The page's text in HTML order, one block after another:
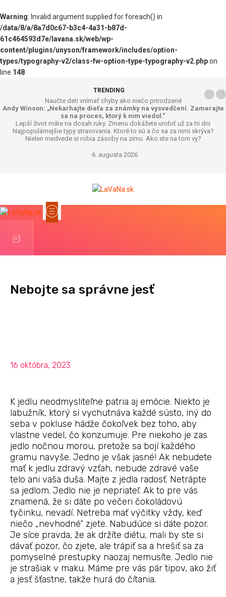
Warning: Invalid argument supplied for foreach() in
/data/8/a/8a7d0c67-b3c4-4a31-b87d-
61c464593d7e/lavana.sk/web/wp-
content/plugins/unyson/framework/includes/option-
types/typography-v2/class-fw-option-type-typography-v2.phpon
line 148
TRENDING
Naučte deti vnímať chyby ako niečo prirodzené
Andy Winson: „Nekarhajte dieťa za známky na vysvedčení. Zamerajte
sa na proces, ktorý k nim viedol.“
Lepší život máte na dosah ruky. Zmenu dokážete urobiť už za tri dni
Najpopulárnejšie typy stravovania. Ktoré to sú a čo sa za nimi skrýva?
Nielen medvede si robia zásoby na zimu. Ako ste na tom vy?
6. augusta 2026
Nebojte sa správne jesť
16 októbra, 2023
K jedlu neodmysliteľne patria aj emócie. Niekto je
labužník, ktorý si vychutnáva každé sústo, iný do
seba v pokluse hádže čokoľvek bez toho, aby
vlastne vedel, čo konzumuje. Pre niekoho je zas
jedlo nočnou morou, pretože sa bojí každého
gramu navyše. Jedno je však jasné! Ak nebudete
mať k jedlu zdravý vzťah, nebude zdravé vaše
telo ani vaša duša. Majte z jedla radosť. Netrápte
sa jedlom. Jedlo nie je nepriateľ. Ak to pre vás
znamená, že si dáte po večeri čokoládovú
tyčinku, nevadí. Netreba mať výčitky vždy, keď
niečo „nevhodné“ zjete. Nabudúce si dáte pozor.
Je síce pravda, že ak držíte diétu, mali by ste si
dávať pozor, čo zjete, ale trápiť sa a hrešiť sa za
pomyselné prestupky naozaj nemusíte. Jedlo nie
je strašiak v maku. Máme pre vás pár tipov, ako žiť
a jesť šťastne, takže hurá do čítania.